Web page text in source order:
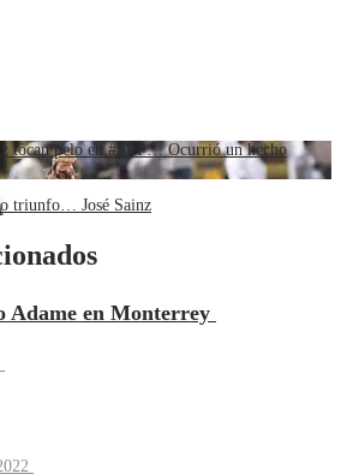
tocan pelo en #SLP… Ocurrió un hecho
triunfo… José Sainz
Adame en Monterrey